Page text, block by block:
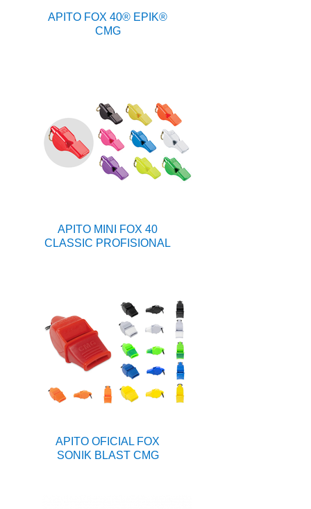
APITO FOX 40® EPIK®
CMG
APITO MINI FOX 40
CLASSIC PROFISIONAL
APITO OFICIAL FOX
SONIK BLAST CMG